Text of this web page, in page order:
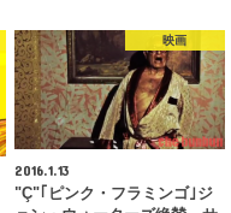
映画
2016.1.13
"Ç"｢ピンク・フラミンゴ｣ジ